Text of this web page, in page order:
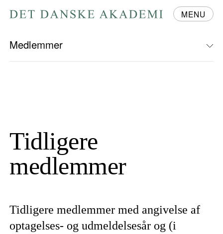
forsiden
MENU
Medlemmer
Tidligere
medlemmer
Tidligere medlemmer med angivelse af
optagelses- og udmeldelsesår og (i